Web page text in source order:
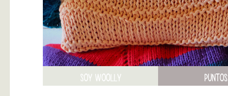
SOY WOOLLY PUNTOS